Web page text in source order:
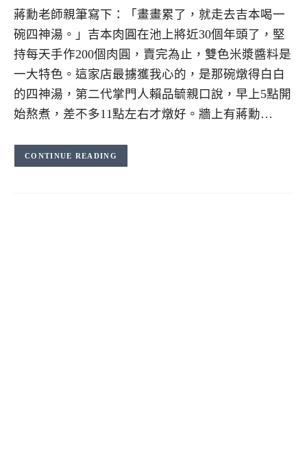
蔣勳老師親筆寫下：「畫畫累了，就走去吉本喝一
碗四神湯。」吉本肉圓在池上將近30個年頭了，堅
持每天手作200個肉圓，賣完為止，雙色米漿醬料是
一大特色。這家店最擄獲我心的，是那碗燉得白白
的四神湯，第二代掌門人賴品毓親口說，早上5點開
始熬煮，差不多11點左右才燉好。牆上有蔣勳…
CONTINUE READING